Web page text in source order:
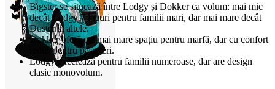
Bigster se situează între Lodgy și Dokker ca volum: mai mic
decât Lodgy 7 locuri pentru familii mari, dar mai mare decât
Duster și altele.
Dokker oferă cel mai mare spațiu pentru marfă, dar cu confort
redus pentru pasageri.
Lodgy excelează pentru familii numeroase, dar are design
clasic monovolum.